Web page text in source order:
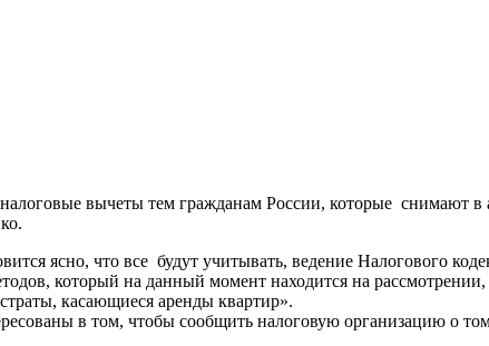
вычеты тем гражданам России, которые снимают в
ясно, что все будут учитывать, ведение Налогового
который на данный момент находится на рассмотрении,
касающиеся аренды квартир».
в том, чтобы сообщить налоговую организацию о том